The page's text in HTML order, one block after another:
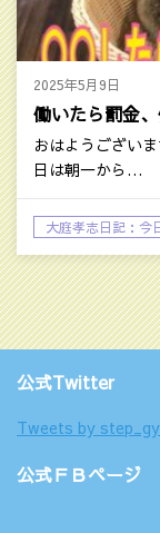
2025年5月9日
働いたら罰金
おはようござい
日は朝一から…
大庭孝志日記：今
公式Twitter
Tweets by
公式ＦＢページ